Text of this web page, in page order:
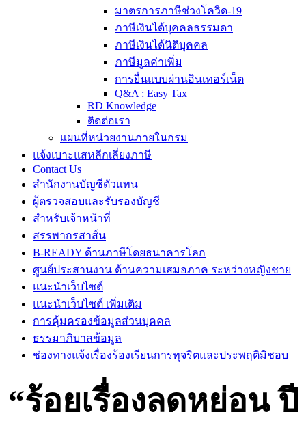
มาตรการภาษีช่วงโควิด-19
ภาษีเงินได้บุคคลธรรมดา
ภาษีเงินได้นิติบุคคล
ภาษีมูลค่าเพิ่ม
การยื่นแบบผ่านอินเทอร์เน็ต
Q&A : Easy Tax
RD Knowledge
ติดต่อเรา
แผนที่หน่วยงานภายในกรม
แจ้งเบาะแสหลีกเลี่ยงภาษี
Contact Us
สำนักงานบัญชีตัวแทน
ผู้ตรวจสอบและรับรองบัญชี
สำหรับเจ้าหน้าที่
สรรพากรสาส์น
B-READY ด้านภาษีโดยธนาคารโลก
ศูนย์ประสานงาน ด้านความเสมอภาค ระหว่างหญิงชาย
แนะนำเว็บไซต์
แนะนำเว็บไซต์ เพิ่มเติม
การคุ้มครองข้อมูลส่วนบุคคล
ธรรมาภิบาลข้อมูล
ช่องทางแจ้งเรื่องร้องเรียนการทุจริตและประพฤติมิชอบ
“ร้อยเรื่องลดหย่อนปี